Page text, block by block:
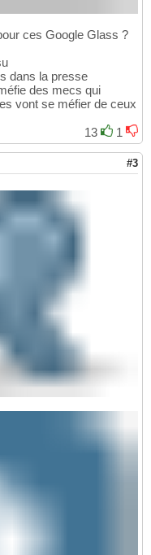
ces Google Glass ?
dans la presse
des mecs qui
vont se méfier de ceux
13
1
#3